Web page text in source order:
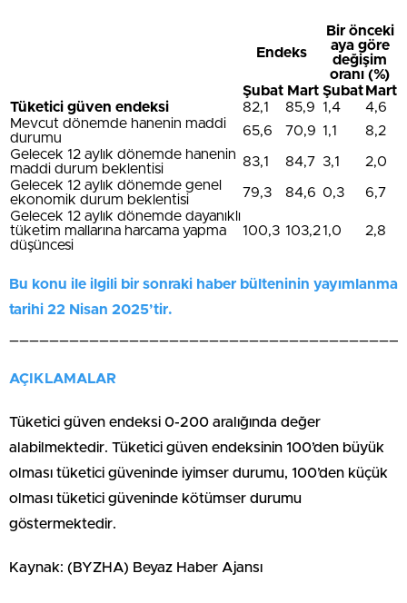
Endeks
Bir önceki
aya göre
değişim
oranı (%)
Şubat Mart Şubat Mart
Tüketici güven endeksi
82,1 85,9 1,4
4,6
Mevcut dönemde hanenin maddi
durumu
65,6 70,9 1,1
8,2
Gelecek 12 aylık dönemde hanenin
maddi durum beklentisi
83,1 84,7 3,1
2,0
Gelecek 12 aylık dönemde genel
ekonomik durum beklentisi
79,3 84,6 0,3
6,7
Gelecek 12 aylık dönemde dayanıklı
tüketim mallarına harcama yapma
düşüncesi
100,3 103,21,0 2,8
Bu konu ile ilgili bir sonraki haber bülteninin yayımlanma
tarihi 22 Nisan 2025’tir.
AÇIKLAMALAR
Tüketici güven endeksi 0-200 aralığında değer
alabilmektedir. Tüketici güven endeksinin 100’den büyük
olması tüketici güveninde iyimser durumu, 100’den küçük
olması tüketici güveninde kötümser durumu
göstermektedir.
Kaynak: (BYZHA) Beyaz Haber Ajansı